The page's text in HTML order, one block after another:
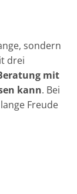
sondern
drei
mit
kann. Bei
Freude